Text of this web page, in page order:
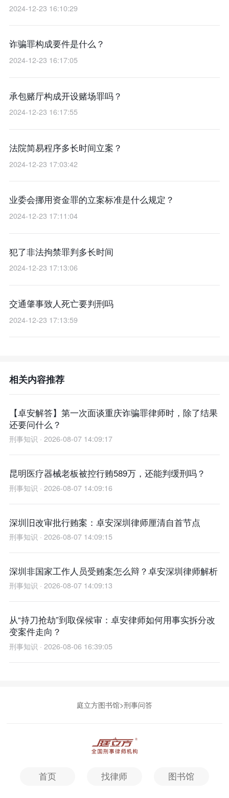
2024-12-23 16:10:29
诈骗罪构成要件是什么？
2024-12-23 16:17:05
承包赌厅构成开设赌场罪吗？
2024-12-23 16:17:55
法院简易程序多长时间立案？
2024-12-23 17:03:42
业委会挪用资金罪的立案标准是什么规定？
2024-12-23 17:11:04
犯了非法拘禁罪判多长时间
2024-12-23 17:13:06
交通肇事致人死亡要判刑吗
2024-12-23 17:13:59
相关内容推荐
【卓安解答】第一次面谈重庆诈骗罪律师时，除了结果
还要问什么？
刑事知识 · 2026-08-07 14:09:17
昆明医疗器械老板被控行贿589万，还能判缓刑吗？
刑事知识 · 2026-08-07 14:09:16
深圳旧改审批行贿案：卓安深圳律师厘清自首节点
刑事知识 · 2026-08-07 14:09:15
深圳非国家工作人员受贿案怎么辩？卓安深圳律师解析
刑事知识 · 2026-08-07 14:09:13
从“持刀抢劫”到取保候审：卓安律师如何用事实拆分改
变案件走向？
刑事知识 · 2026-08-06 16:39:05
庭立方图书馆>刑事问答
首页 找律师 图书馆